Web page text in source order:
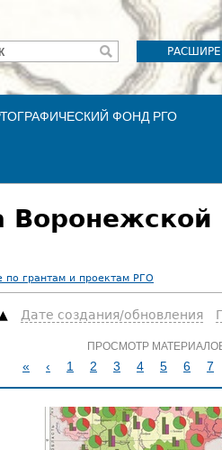
ФОНД РГО
Воронежской
грантам и проектам РГО
Дате создания/обновления
ПРОСМОТР
С
« ‹ 1 2 3 4 5 6 7